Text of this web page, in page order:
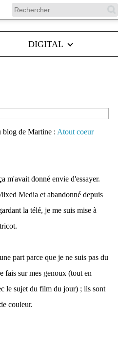
DIGITAL
blog de Martine : Atout coeur
m'avait donné envie d'essayer.
Media et abandonné depuis
la télé, je me suis mise à
part parce que je ne suis pas du
fais sur mes genoux (tout en
le sujet du film du jour) ; ils sont
couleur.